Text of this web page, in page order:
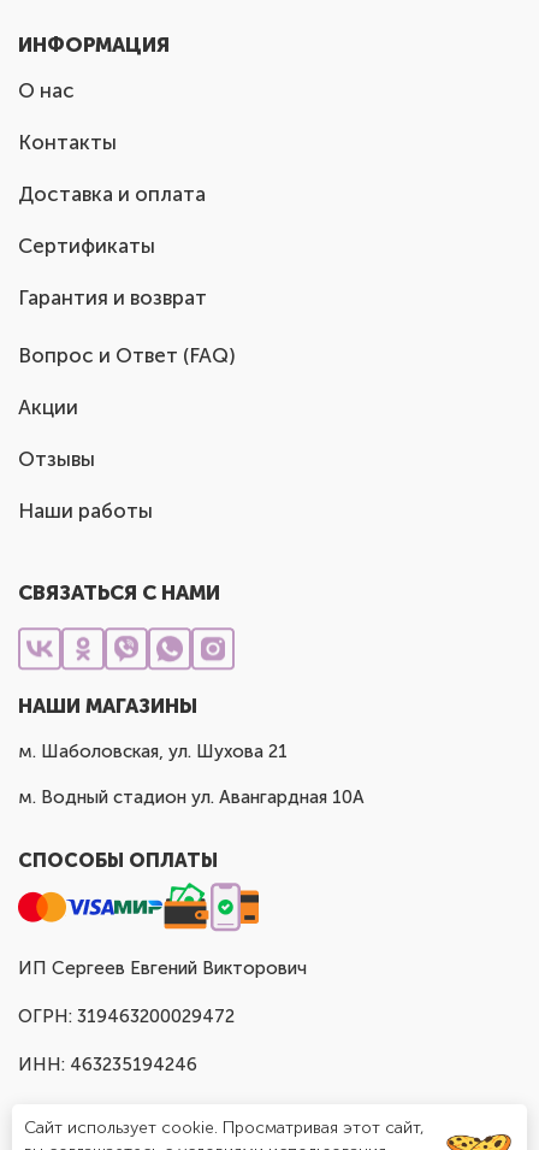
ИНФОРМАЦИЯ
О нас
Контакты
Доставка и оплата
Сертификаты
Гарантия и возврат
Вопрос и Ответ (FAQ)
Акции
Отзывы
Наши работы
СВЯЗАТЬСЯ С НАМИ
НАШИ МАГАЗИНЫ
м. Шаболовская, ул. Шухова 21
м. Водный стадион ул. Авангардная 10А
СПОСОБЫ ОПЛАТЫ
ИП Сергеев Евгений Викторович
ОГРН: 319463200029472
ИНН: 463235194246
Сайт использует cookie. Просматривая этот сайт,